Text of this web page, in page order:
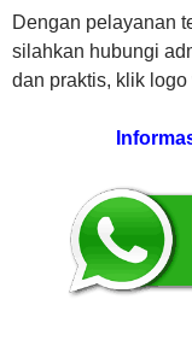
Dengan pelayanan
silahkan hubungi
dan praktis, klik